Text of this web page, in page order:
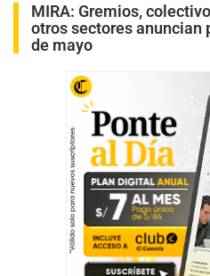
MIRA: Gremios,
otros sectores anuncian
de mayo